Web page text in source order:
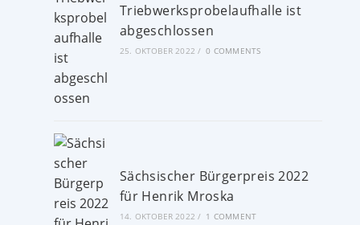
Triebwerksprobelaufhalle ist
abgeschlossen
25. OKTOBER 2022 / 0 COMMENTS
Sächsischer Bürgerpreis 2022
für Henrik Mroska
14. OKTOBER 2022 / 1 COMMENT